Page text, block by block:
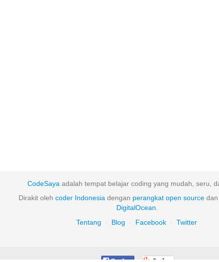
CodeSaya adalah tempat belajar coding yang mudah, seru,
Dirakit oleh coder Indonesia dengan perangkat open source
DigitalOcean
Tentang
· Blog · Facebook · Twitter